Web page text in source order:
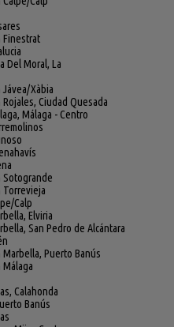
Finestrat
Del Moral, La
Xàbia
Ciudad Quesada
Málaga - Centro
Sotogrande
Torrevieja
Calp
Elviria
San Pedro de Alcántara
Puerto Banús
Calahonda
Banús